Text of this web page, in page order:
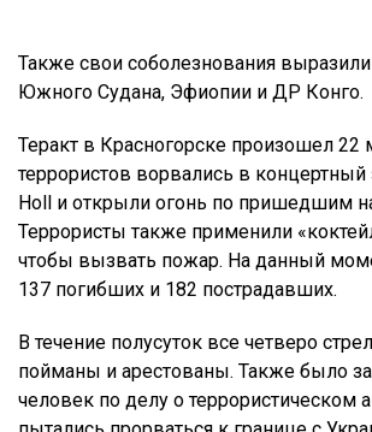
Также свои соболезнования
Южного Судана, Эфиопии и ДР Конго.
Теракт в Красногорске произошел 22
террористов ворвались в концертный
Holl и открыли огонь по пришедшим
Террористы также применили
чтобы вызвать пожар. На данный
137 погибших и 182 пострадавших.
В течение полусуток все четверо
пойманы и арестованы. Также было
человек по делу о террористическом